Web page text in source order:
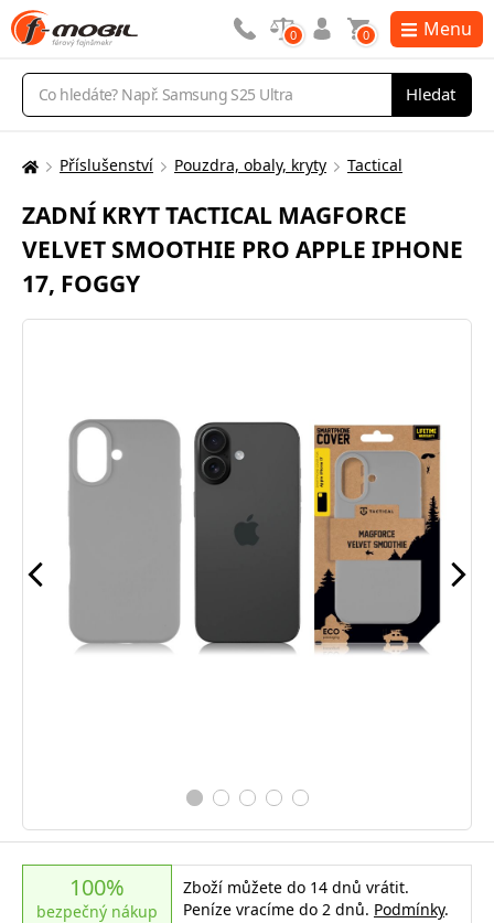
Vyhledávání
Hledat
0 0 Menu
Zde
nacházíte:
Příslušenství Pouzdra, obaly, kryty Tactical
ZADNÍ KRYT TACTICAL MAGFORCE
VELVET SMOOTHIE PRO APPLE IPHONE
17, FOGGY
100%
bezpečný nákup
Zboží můžete do 14 dnů vrátit.
Peníze vracíme do 2 dnů. Podmínky.